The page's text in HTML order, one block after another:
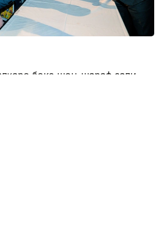
бокс шон-шараф зали